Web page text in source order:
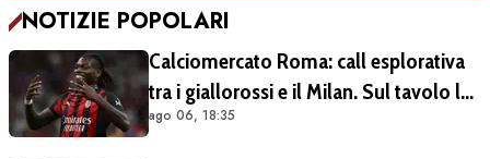
NOTIZIE POPOLARI
Calciomercato Roma: call esplorativa
tra i giallorossi e il Milan. Sul tavolo le
situazioni di Leao e Soulé
ago 06, 18:35